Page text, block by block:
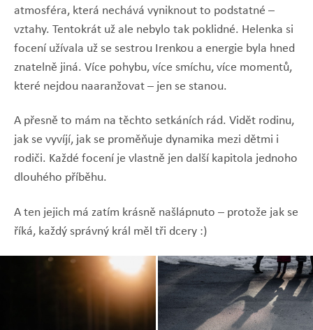
atmosféra, která nechává vyniknout to podstatné –
vztahy. Tentokrát už ale nebylo tak poklidné. Helenka si
focení užívala už se sestrou Irenkou a energie byla hned
znatelně jiná. Více pohybu, více smíchu, více momentů,
které nejdou naaranžovat – jen se stanou.
A přesně to mám na těchto setkáních rád. Vidět rodinu,
jak se vyvíjí, jak se proměňuje dynamika mezi dětmi i
rodiči. Každé focení je vlastně jen další kapitola jednoho
dlouhého příběhu.
A ten jejich má zatím krásně našlápnuto – protože jak se
říká, každý správný král měl tři dcery :)